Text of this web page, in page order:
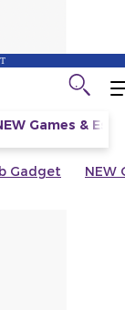
Games &
Gadget NEW